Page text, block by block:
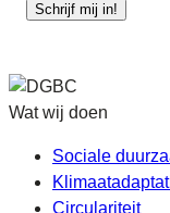
Schrijf mij in!
Wat wij doen
Sociale
Circulariteit